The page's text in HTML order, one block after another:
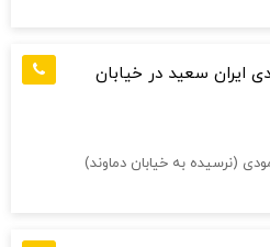
ایران سعید در خیابان
(نرسیده به خیابان دماوند)